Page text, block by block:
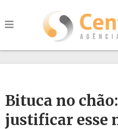
Bituca no
justificar esse